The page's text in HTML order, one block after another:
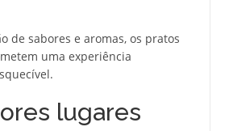
de sabores e aromas, os pratos
uma experiência
lugares